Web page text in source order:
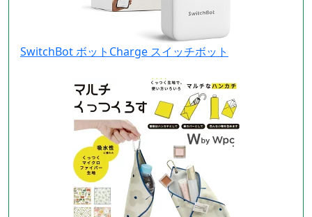
SwitchBot ボットCharge スイッチボット